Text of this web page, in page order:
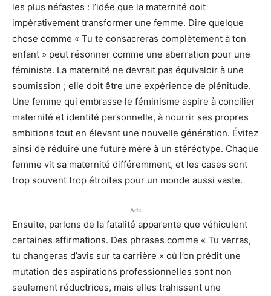
les plus néfastes : l’idée que la maternité doit
impérativement transformer une femme. Dire quelque
chose comme « Tu te consacreras complètement à ton
enfant » peut résonner comme une aberration pour une
féministe. La maternité ne devrait pas équivaloir à une
soumission ; elle doit être une expérience de plénitude.
Une femme qui embrasse le féminisme aspire à concilier
maternité et identité personnelle, à nourrir ses propres
ambitions tout en élevant une nouvelle génération. Évitez
ainsi de réduire une future mère à un stéréotype. Chaque
femme vit sa maternité différemment, et les cases sont
trop souvent trop étroites pour un monde aussi vaste.
Ads
Ensuite, parlons de la fatalité apparente que véhiculent
certaines affirmations. Des phrases comme « Tu verras,
tu changeras d’avis sur ta carrière » où l’on prédit une
mutation des aspirations professionnelles sont non
seulement réductrices, mais elles trahissent une